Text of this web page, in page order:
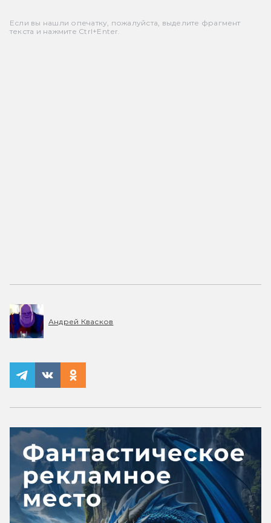
Если вы нашли опечатку, пожалуйста, выделите фрагмент
текста и нажмите Ctrl+Enter.
Андрей Квасков